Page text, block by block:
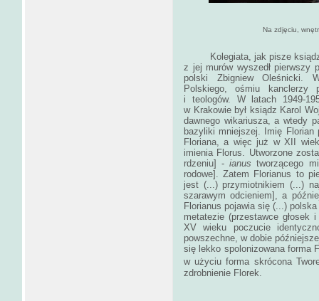
Na zdjęciu, wnętrze
Kolegiata, jak pisze ksiądz
z jej murów wyszedł pierwszy
polski Zbigniew Oleśnicki.
Polskiego, ośmiu kanclerzy
i teologów. W latach 1949-
w Krakowie był ksiądz Karol
dawnego wikariusza, a wtedy
bazyliki mniejszej. Imię Florian
Floriana, a więc już w XII
imienia Florus. Utworzone
rdzeniu] ‑ianustworzącego
rodowe]. Zatem Florianus to
jest (...) przymiotnikiem (...)
szarawym odcieniem], a
Florianus pojawia się (...)
metatezie (przestawce głosek
XV wieku poczucie
powszechne, w dobie
się lekko spolonizowana forma
w użyciu forma skrócona
zdrobnienie Florek.